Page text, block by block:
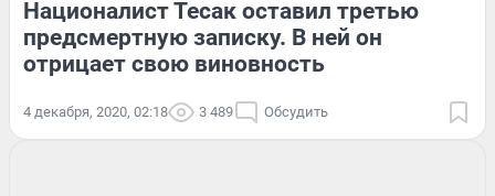
Националист Тесак оставил третью
предсмертную записку. В ней он
отрицает свою виновность
4 декабря, 2020, 02:18 3 489 Обсудить